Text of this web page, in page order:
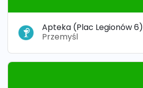
Apteka (Plac Legionów 6)
Przemyśl